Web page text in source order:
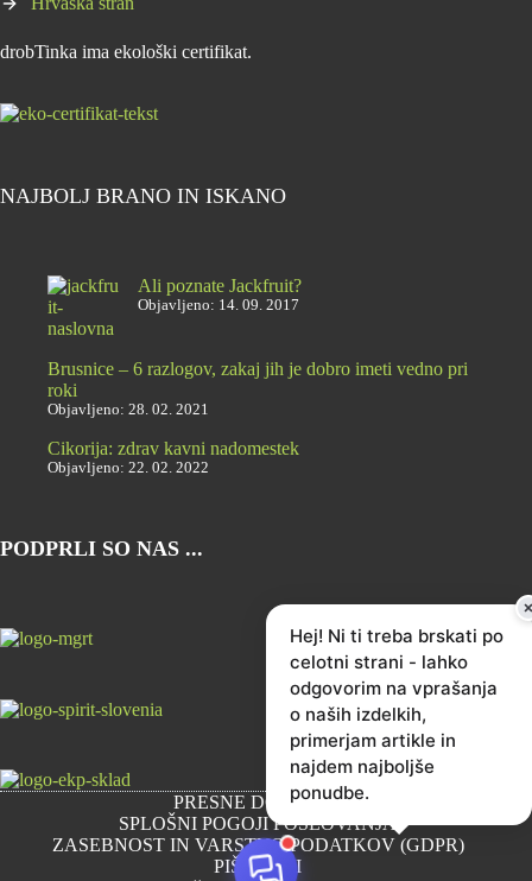
drobTinka ima ekološki certifikat.
NAJBOLJ BRANO IN ISKANO
Ali poznate Jackfruit?
Objavljeno: 14. 09. 2017
Brusnice – 6 razlogov, zakaj jih je dobro imeti vedno pri
roki
Objavljeno: 28. 02. 2021
Cikorija: zdrav kavni nadomestek
Objavljeno: 22. 02. 2022
PODPRLI SO NAS ...
PRESNE DOBROTE
SPLOŠNI POGOJI POSLOVANJA
ZASEBNOST IN VARSTVO PODATKOV (GDPR)
PIŠKOTKI
Hej! Ni ti treba brskati po
celotni strani - lahko
odgovorim na vprašanja
o naših izdelkih,
primerjam artikle in
najdem najboljše
ponudbe.